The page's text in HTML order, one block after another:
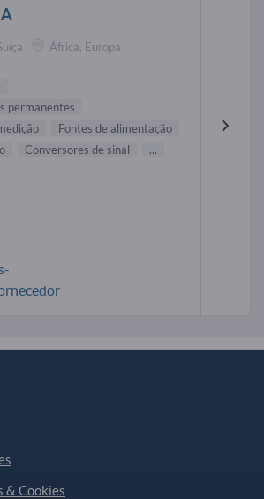
África, Europa
permanentes
Fontes de alimentação
Conversores de sinal ...
& Cookies